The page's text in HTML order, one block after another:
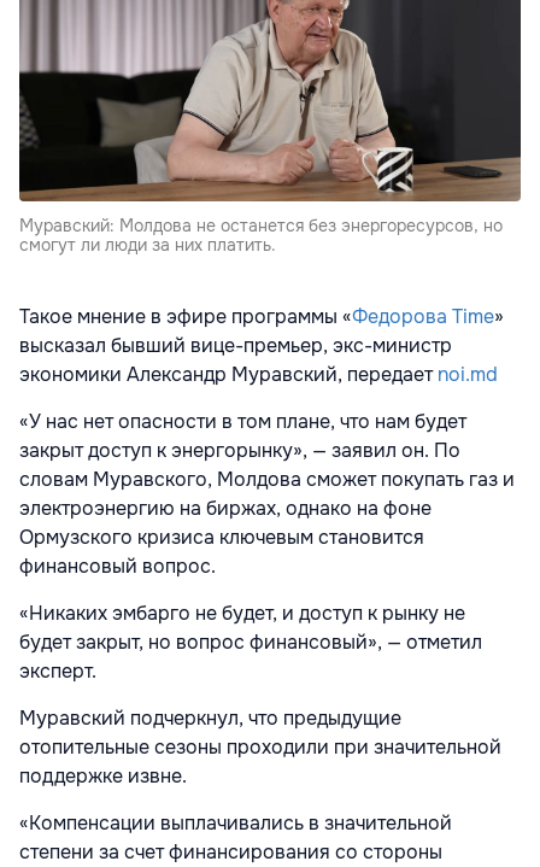
Муравский: Молдова не останется без энергоресурсов, но
смогут ли люди за них платить.
Такое мнение в эфире программы «Федорова Time»
высказал бывший вице-премьер, экс-министр
экономики Александр Муравский, передаетnoi.md
«У нас нет опасности в том плане, что нам будет
закрыт доступ к энергорынку», — заявил он. По
словам Муравского, Молдова сможет покупать газ и
электроэнергию на биржах, однако на фоне
Ормузского кризиса ключевым становится
финансовый вопрос.
«Никаких эмбарго не будет, и доступ к рынку не
будет закрыт, но вопрос финансовый», — отметил
эксперт.
Муравский подчеркнул, что предыдущие
отопительные сезоны проходили при значительной
поддержке извне.
«Компенсации выплачивались в значительной
степени за счет финансирования со стороны